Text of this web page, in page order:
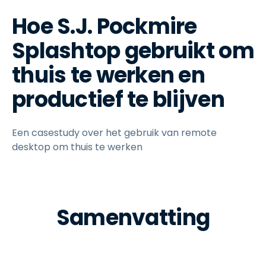
Hoe S.J. Pockmire
Splashtop gebruikt om
thuis te werken en
productief te blijven
Een casestudy over het gebruik van remote
desktop om thuis te werken
Samenvatting